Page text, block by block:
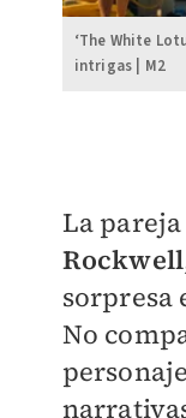
‘The White
intrigas | M2
La
Rockwell
sorpresa
No